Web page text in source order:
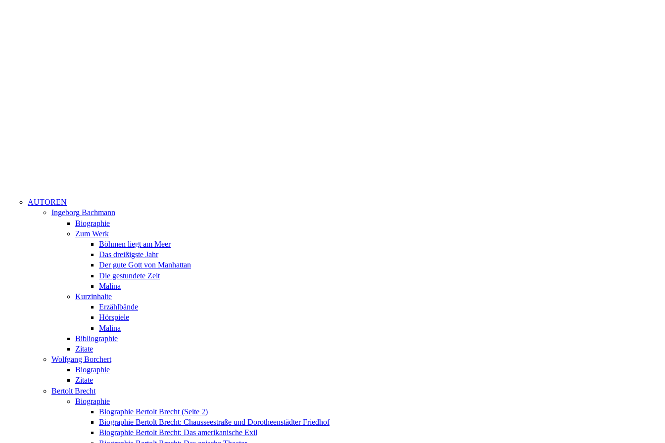
AUTOREN
Ingeborg Bachmann
Biographie
Zum Werk
Böhmen liegt am Meer
Das dreißigste Jahr
Der gute Gott von Manhattan
Die gestundete Zeit
Malina
Kurzinhalte
Erzählbände
Hörspiele
Malina
Bibliographie
Zitate
Wolfgang Borchert
Biographie
Zitate
Bertolt Brecht
Biographie
Biographie Bertolt Brecht (Seite 2)
Biographie Bertolt Brecht: Chausseestraße und Dorotheenstädter Friedhof
Biographie Bertolt Brecht: Das amerikanische Exil